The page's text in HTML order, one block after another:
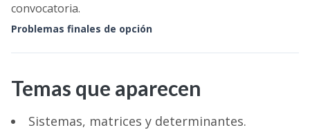
convocatoria.
Problemas finales de opción
Temas que aparecen
Sistemas, matrices y determinantes.